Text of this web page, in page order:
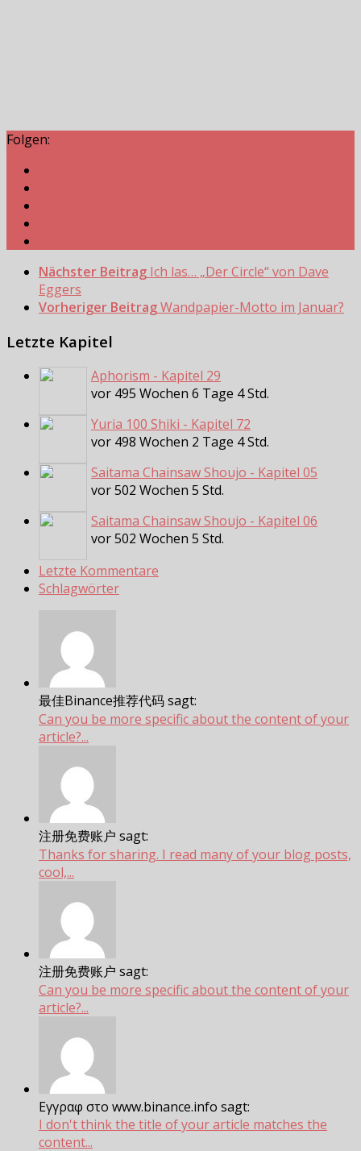
Folgen:
Nächster Beitrag Ich las… „Der Circle“ von Dave
Eggers
Vorheriger BeitragWandpapier-Motto im Januar?
Letzte Kapitel
Aphorism - Kapitel 29
vor 495 Wochen 6 Tage 4 Std.
Yuria 100 Shiki - Kapitel 72
vor 498 Wochen 2 Tage 4 Std.
Saitama Chainsaw Shoujo - Kapitel 05
vor 502 Wochen 5 Std.
Saitama Chainsaw Shoujo - Kapitel 06
vor 502 Wochen 5 Std.
Letzte Kommentare
Schlagwörter
最佳Binance推荐代码 sagt:
Can you be more specific about the content of your
article?...
注册免费账户 sagt:
Thanks for sharing. I read many of your blog posts,
cool,...
注册免费账户 sagt:
Can you be more specific about the content of your
article?...
Εγγραφ στο www.binance.info sagt:
I don't think the title of your article matches the
content...